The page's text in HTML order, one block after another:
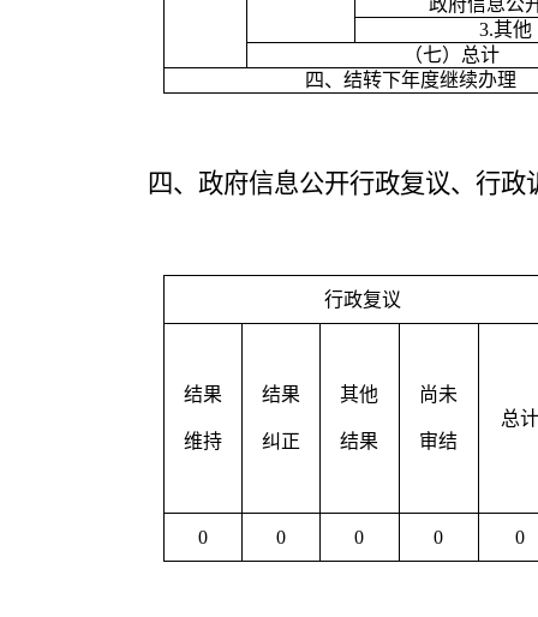
政府信息公
3.其他
（七）总计
四、结转下年度继续办理
四、政府信息公开行政复议、行政
行政复议
结果
维持
结果
纠正
其他
结果
尚未
审结
总计
0 0 0 0 0